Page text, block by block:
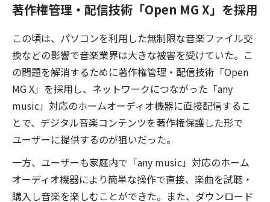
著作権管理・配信技術「Open MG X」を採用
この頃は、パソコンを利用した無制限な音楽ファイル交
換などの影響で音楽業界は大きな被害を受けていた。こ
の問題を解消するために著作権管理・配信技術「Open
MG X」を採用し、ネットワークにつながった「any
music」対応のホームオーディオ機器に直接配信するこ
とで、デジタル音楽コンテンツを著作権保護した形で
ユーザーに提供するのが狙いだった。
一方、ユーザーも家庭内で「any music」対応のホーム
オーディオ機器により簡単な操作で直接、楽曲を試聴・
購入し音楽を楽しむことができた。また、ダウンロード